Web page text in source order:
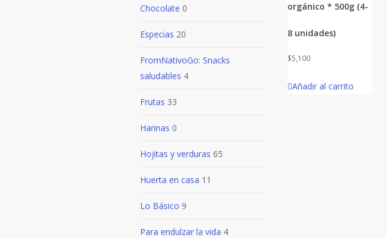
Chocolate 0
Especias 20
FromNativoGo: Snacks
saludables 4
Frutas 33
Harinas 0
Hojitas y verduras 65
Huerta en casa 11
Lo Básico 9
Para endulzar la vida 4
orgánico * 500g (4-
8 unidades)
$5,100
Añadir al carrito